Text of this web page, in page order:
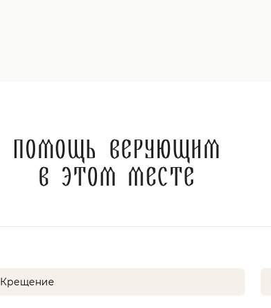
Помощь верующим
в этом месте
Крещение